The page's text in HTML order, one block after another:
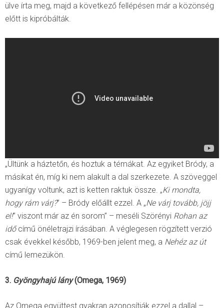
ülve írta meg, majd a következő fellépésen már a közönség
előtt is kipróbálták.
„Ültünk a háztetőn, és hoztuk a témákat. Az egyiket Bródy, a
másikat én, míg ki nem alakult a dal szerkezete. A szöveggel
ugyanígy voltunk, azt is ketten raktuk össze. „Ki mondta,
hogy rám várj?” – Bródy előállt ezzel. A „Ne várj tovább, jöjj
el!” viszont már az én sorom” – meséli Szörényi Rohan az
időcímű önéletrajzi írásában. A véglegesen rögzített verzió
csak évekkel később, 1969-ben jelent meg, a Nehéz az út
című lemezükön.
3. Gyöngyhajú lány(Omega, 1969)
Az Omega együttest gyakran azonosítják ezzel a dallal –